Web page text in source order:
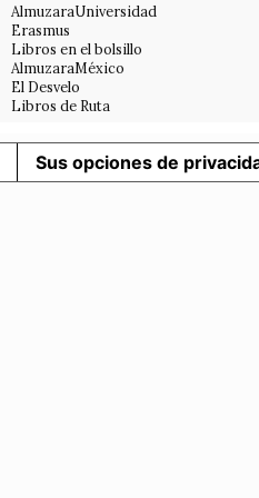
AlmuzaraUniversidad
Erasmus
Libros en el bolsillo
AlmuzaraMéxico
El Desvelo
Libros de Ruta
Sus opciones de